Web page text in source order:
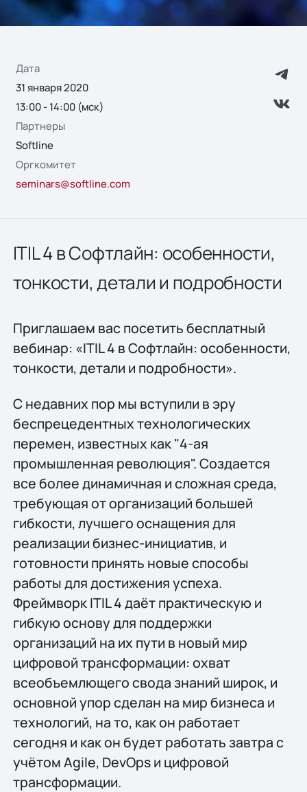
Дата
31 января 2020
13:00 - 14:00 (мск)
Партнеры
Softline
Оргкомитет
seminars@softline.com
ITIL 4 в Софтлайн: особенности,
тонкости, детали и подробности
Приглашаем вас посетить бесплатный
вебинар: «ITIL 4 в Софтлайн: особенности,
тонкости, детали и подробности».
С недавних пор мы вступили в эру
беспрецедентных технологических
перемен, известных как "4-ая
промышленная революция". Создается
все более динамичная и сложная среда,
требующая от организаций большей
гибкости, лучшего оснащения для
реализации бизнес-инициатив, и
готовности принять новые способы
работы для достижения успеха.
Фреймворк ITIL 4 даёт практическую и
гибкую основу для поддержки
организаций на их пути в новый мир
цифровой трансформации: охват
всеобъемлющего свода знаний широк, и
основной упор сделан на мир бизнеса и
технологий, на то, как он работает
сегодня и как он будет работать завтра с
учётом Agile, DevOps и цифровой
трансформации.